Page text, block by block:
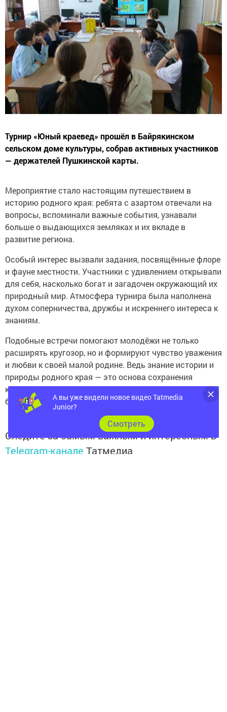
Турнир «Юный краевед» прошёл в Байрякинском
сельском доме культуры, собрав активных участников
— держателей Пушкинской карты.
Мероприятие стало настоящим путешествием в
историю родного края: ребята с азартом отвечали на
вопросы, вспоминали важные события, узнавали
больше о выдающихся земляках и их вкладе в
развитие региона.
Особый интерес вызвали задания, посвящённые флоре
и фауне местности. Участники с удивлением открывали
для себя, насколько богат и загадочен окружающий их
природный мир. Атмосфера турнира была наполнена
духом соперничества, дружбы и искреннего интереса к
знаниям.
Подобные встречи помогают молодёжи не только
расширять кругозор, но и формируют чувство уважения
и любви к своей малой родине. Ведь знание истории и
природы родного края — это основа сохранения
культурного наследия и важный шаг к осознанному
будущему.
Следите за самым важным и интересным в
Telegram-канале Татмедиа
А вы уже видели новое видео Tatmedia
Junior?
Cмотреть